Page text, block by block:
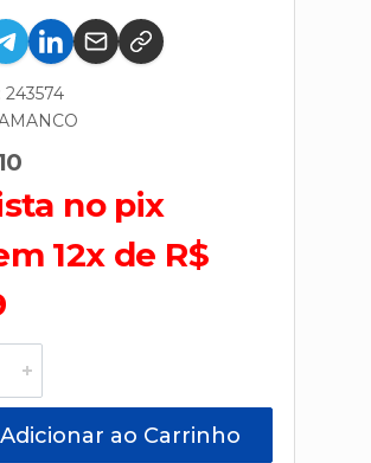
243574
no pix
12x de R$
Adicionar ao Carrinho